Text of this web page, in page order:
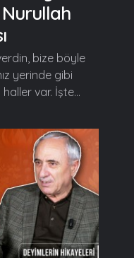
bize böyle
yerinde gibi
var. İşte...